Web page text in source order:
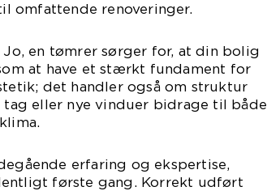
omfattende renoveringer.
en tømrer sørger for, at din bolig
at have et stærkt fundament for
det handler også om struktur
eller nye vinduer bidrage til både
erfaring og ekspertise,
første gang. Korrekt udført